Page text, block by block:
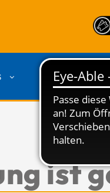
PARTNER
ist